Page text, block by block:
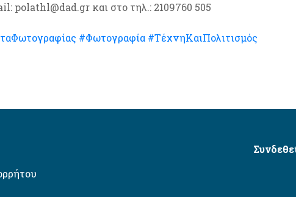
polathl@dad.gr και στο τηλ.: 2109760 505
#Φωτογραφία #ΤέχνηΚαιΠολιτισμός